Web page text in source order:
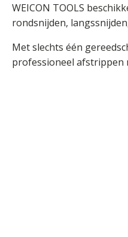
WEICON TOOLS
rondsnijden,
Met slechts één
professioneel afstrippen